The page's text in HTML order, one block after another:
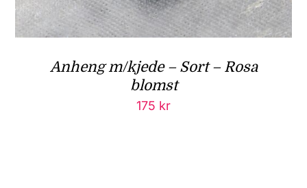
Anheng m/kjede – Sort – Rosa
blomst
175 kr